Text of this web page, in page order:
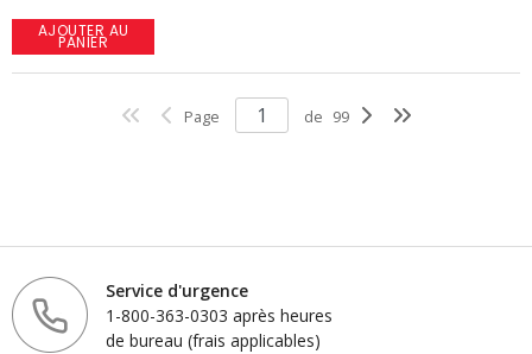
AJOUTER AU
PANIER
Page de 99
Service d'urgence
1-800-363-0303 après heures
de bureau (frais applicables)